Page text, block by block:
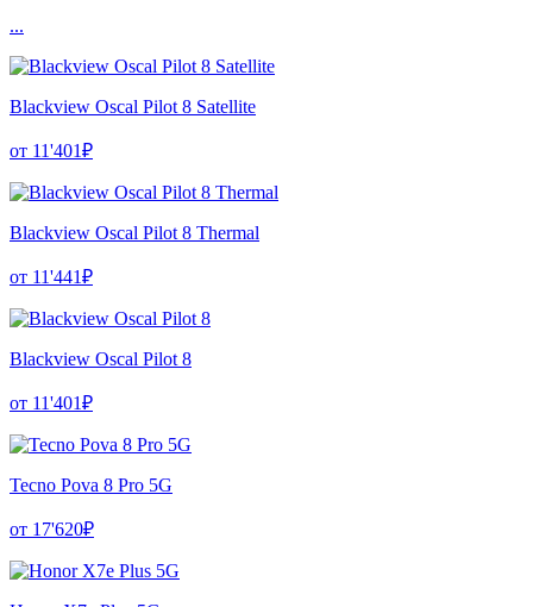
...
Blackview Oscal Pilot 8 Satellite
от 11'401₽
Blackview Oscal Pilot 8 Thermal
от 11'441₽
Blackview Oscal Pilot 8
от 11'401₽
Tecno Pova 8 Pro 5G
от 17'620₽